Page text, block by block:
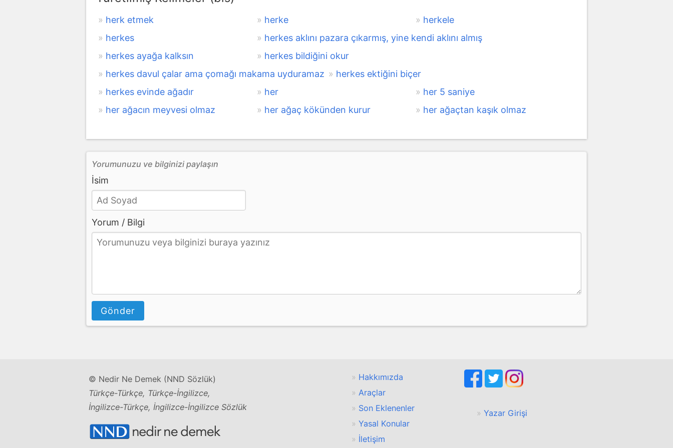
herk etmek herke
herkele
herkes
herkes aklını pazara çıkarmış, yine kendi aklını almış
herkes ayağa kalksın
herkes bildiğini okur
herkes davul çalar ama çomağı makama uyduramaz
herkes ektiğini biçer
herkes evinde ağadır
her
her 5 saniye
her ağacın meyvesi olmaz
her ağaç kökünden kurur her ağaçtan kaşık olmaz
Yorumunuzu ve bilginizi paylaşın
İsim
Yorum / Bilgi
Gönder
© Nedir Ne Demek (NND Sözlük)
Türkçe-Türkçe, Türkçe-İngilizce,
İngilizce-Türkçe, İngilizce-İngilizce Sözlük
Hakkımızda
Araçlar
Son Eklenenler
Yasal Konular
İletişim
Yazar Girişi